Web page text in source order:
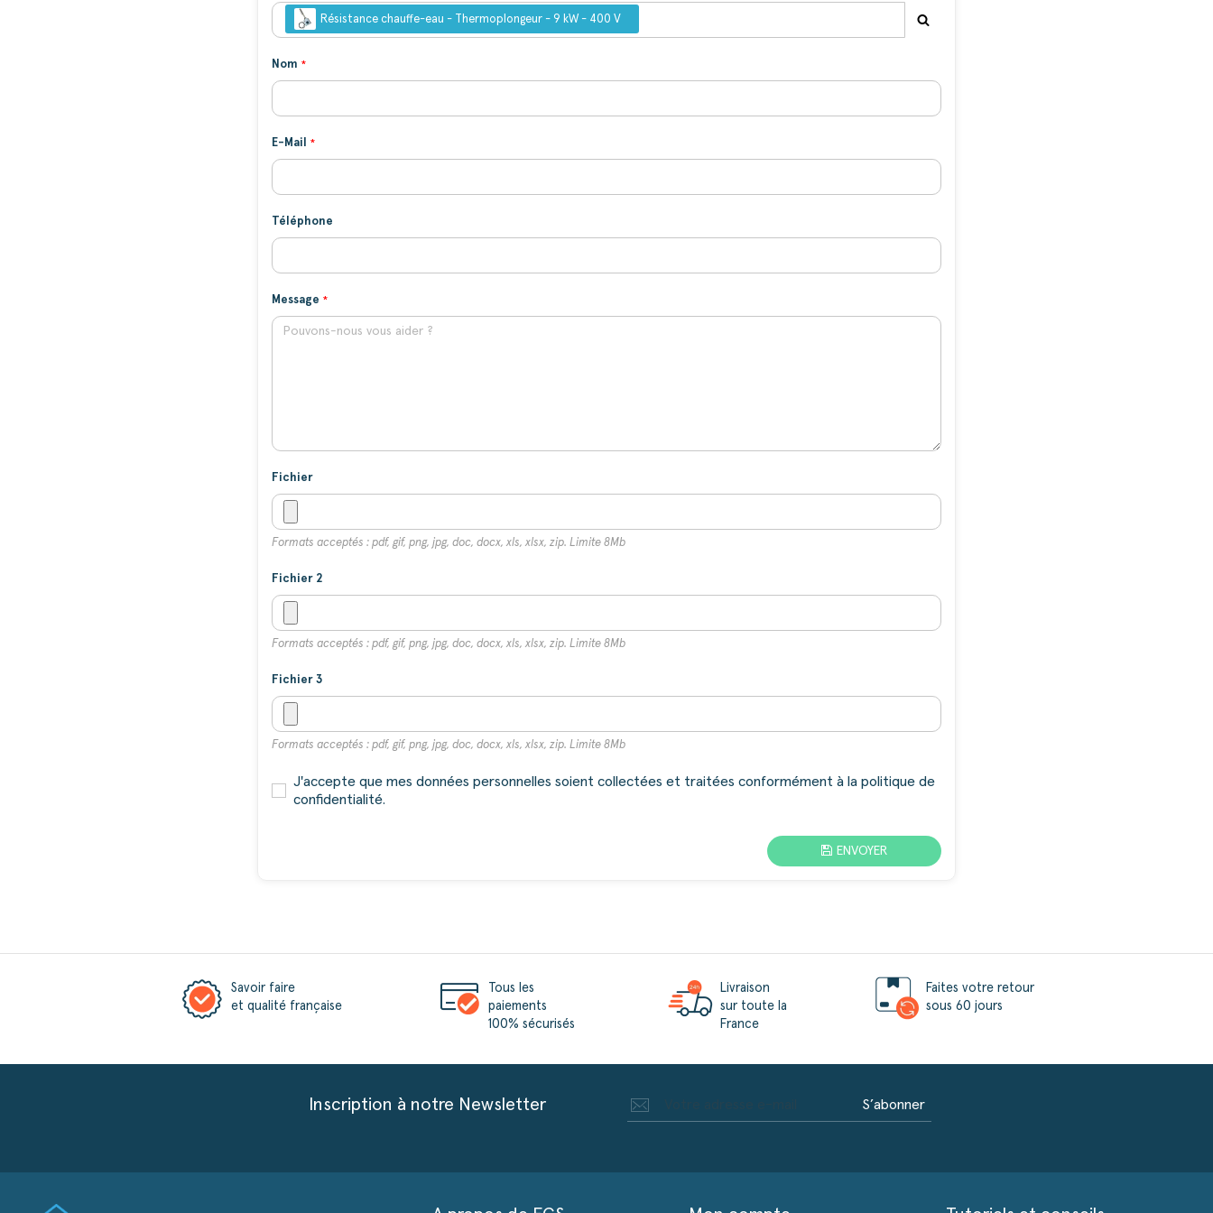
Résistance chauffe-eau - Thermoplongeur - 9 kW - 400 V
Nom
E-Mail
Téléphone
Message
Fichier
Formats acceptés : pdf, gif, png, jpg, doc, docx, xls, xlsx, zip. Limite 8Mb
Fichier 2
Formats acceptés : pdf, gif, png, jpg, doc, docx, xls, xlsx, zip. Limite 8Mb
Fichier 3
Formats acceptés : pdf, gif, png, jpg, doc, docx, xls, xlsx, zip. Limite 8Mb
J'accepte que mes données personnelles soient collectées et traitées conformément à la politique de
confidentialité.
ENVOYER
Savoir faire
et qualité française
Tous les
paiements
100% sécurisés
Livraison
sur toute la
France
Faites votre retour
sous 60 jours
Inscription à notre Newsletter S’abonner